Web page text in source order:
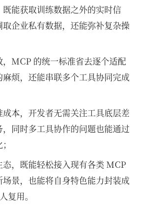
能获取训练数据之外的实时信
取企业私有数据，还能弥补复杂操
MCP 的统一标准省去逐个适配
烦，还能串联多个工具协同完成
本，开发者无需关注工具底层差
同时多工具协作的问题也能通过
态，既能轻松接入现有各类 MCP
景，也能将自身特色能力封装成
复用。